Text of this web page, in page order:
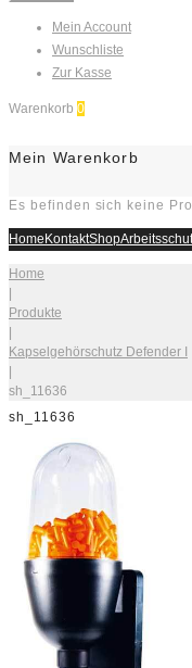
Mein Account
Wunschliste
Zur Kasse
Warenkorb 0
Mein Warenkorb
Es befinden sich keine
HomeKontaktShop
Home
|
Produkte
|
Kapselgehörschutz Defender I
|
sh_11636
sh_11636